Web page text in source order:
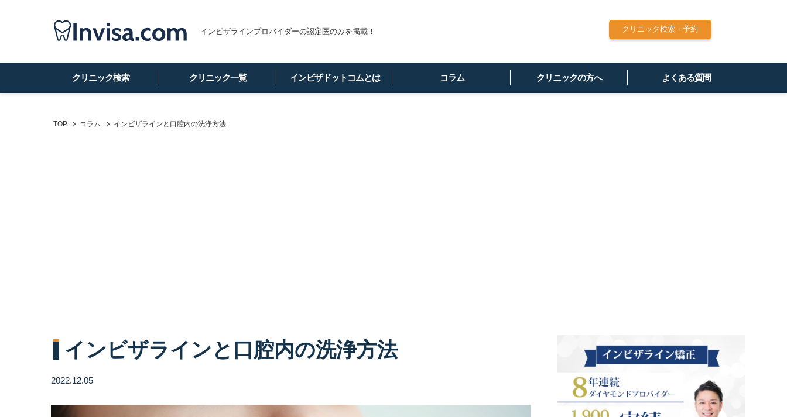
インビザラインプロバイダーの認定医のみを掲載！
クリニック検索 クリニック一覧 インビザドットコムとは コラム クリニックの方へ よくある質問
クリニック検索・予約
TOP コラム インビザラインと口腔内の洗浄方法
インビザラインと口腔内の洗浄方法
2022.12.05